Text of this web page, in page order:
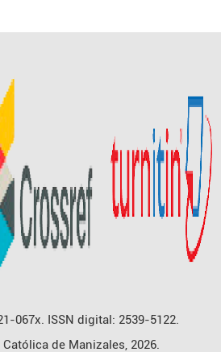
067x. ISSN digital: 2539-5122.
de Manizales, 2026.